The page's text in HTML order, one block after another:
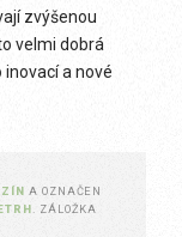
zvýšenou
velmi dobrá
a nové
A OZNAČEN
. ZÁLOŽKA